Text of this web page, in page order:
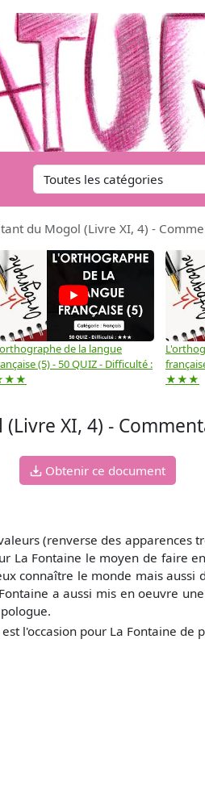
du Mogol (Livre XI, 4) -
de la langue
(5) - 50 QUIZ - Difficulté :
★★★
XI, 4) -
Obtenir ce document
(renverse des apparences
La Fontaine le moyen de faire
connaître le monde mais aussi
a aussi mis en oeuvre
l'occasion pour La Fontaine de